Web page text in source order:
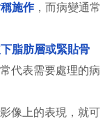
施作，而病變通常
脂肪層或緊貼骨
代表需要處理的病
像上的表現，就可